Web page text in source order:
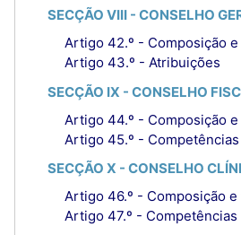
SECÇÃO VIII - CONSELHO
Artigo 42.º - Composição
Artigo 43.º - Atribuições
SECÇÃO IX - CONSELHO
Artigo 44.º - Composição
Artigo 45.º - Competências
SECÇÃO X - CONSELHO
Artigo 46.º - Composição
Artigo 47.º - Competências